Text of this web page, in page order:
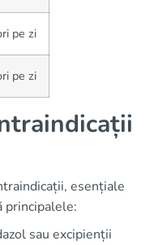
pe zi
pe zi
esențiale
principalele:
sau excipienții